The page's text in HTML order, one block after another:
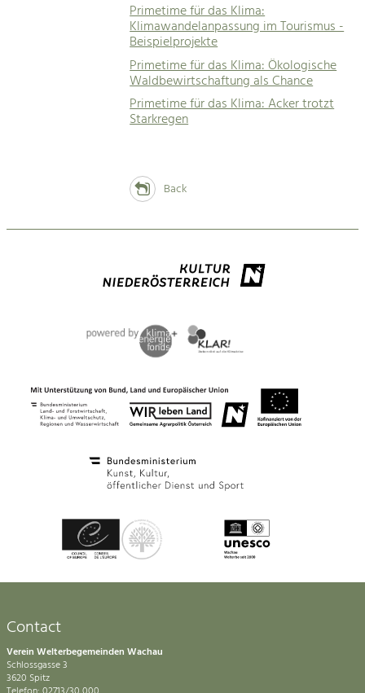
Primetime für das Klima:
Klimawandelanpassung im Tourismus -
Beispielprojekte
Primetime für das Klima: Ökologische
Waldbewirtschaftung als Chance
Primetime für das Klima: Acker trotzt
Starkregen
Back
Contact
Verein Welterbegemeinden Wachau
Schlossgasse 3
3620 Spitz